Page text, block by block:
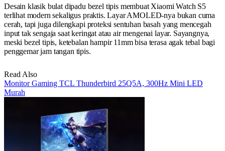
Desain klasik bulat dipadu bezel tipis membuat Xiaomi Watch S5
terlihat modern sekaligus praktis. Layar AMOLED-nya bukan cuma
cerah, tapi juga dilengkapi proteksi sentuhan basah yang mencegah
input tak sengaja saat keringat atau air mengenai layar. Sayangnya,
meski bezel tipis, ketebalan hampir 11mm bisa terasa agak tebal bagi
penggemar jam tangan tipis.
Read Also
Monitor Gaming TCL Thunderbird 25Q5A, 300Hz Mini LED
Murah